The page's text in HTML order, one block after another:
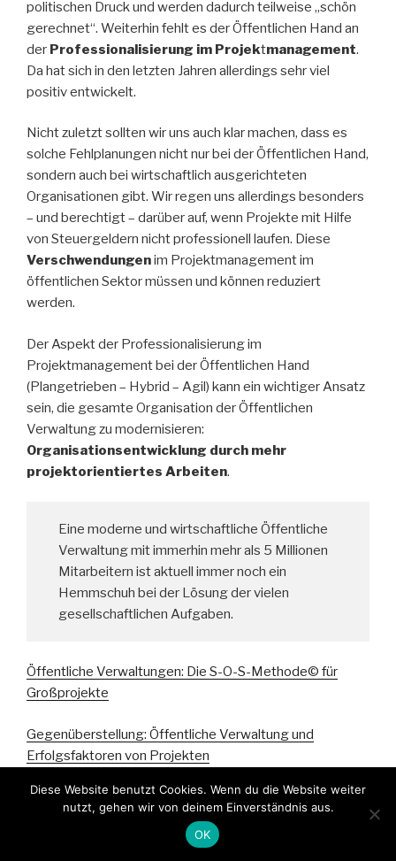
politischen Druck und werden dadurch teilweise „schön
gerechnet“. Weiterhin fehlt es der Öffentlichen Hand an
der Professionalisierung im Projektmanagement.
Da hat sich in den letzten Jahren allerdings sehr viel
positiv entwickelt.
Nicht zuletzt sollten wir uns auch klar machen, dass es
solche Fehlplanungen nicht nur bei der Öffentlichen Hand,
sondern auch bei wirtschaftlich ausgerichteten
Organisationen gibt. Wir regen uns allerdings besonders
– und berechtigt – darüber auf, wenn Projekte mit Hilfe
von Steuergeldern nicht professionell laufen. Diese
Verschwendungenim Projektmanagement im
öffentlichen Sektor müssen und können reduziert
werden.
Der Aspekt der Professionalisierung im
Projektmanagement bei der Öffentlichen Hand
(Plangetrieben – Hybrid – Agil) kann ein wichtiger Ansatz
sein, die gesamte Organisation der Öffentlichen
Verwaltung zu modernisieren:
Organisationsentwicklung durch mehr
projektorientiertes Arbeiten.
Eine moderne und wirtschaftliche Öffentliche
Verwaltung mit immerhin mehr als 5 Millionen
Mitarbeitern ist aktuell immer noch ein
Hemmschuh bei der Lösung der vielen
gesellschaftlichen Aufgaben.
Öffentliche Verwaltungen: Die S-O-S-Methode© für
Großprojekte
Gegenüberstellung: Öffentliche Verwaltung und
Erfolgsfaktoren von Projekten
Öffentliche Projekte: Welche wesentlichen Probleme
gibt es im Projektverlauf?
Diese Website benutzt Cookies. Wenn du die Website weiter
nutzt, gehen wir von deinem Einverständnis aus.
OK